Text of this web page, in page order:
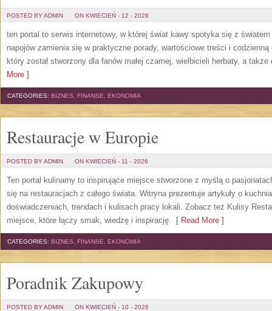
POSTED BY ADMIN ON KWIECIEŃ - 12 - 2026
ten portal to serwis internetowy, w której świat kawy spotyka się z
napojów zamienia się w praktyczne porady, wartościowe treści i
który został stworzony dla fanów małej czarnej, wielbicieli herbaty, a
More ]
CATEGORIES: BIZNES, FINANSE, EKONOMIA
Restauracje w Europie
POSTED BY ADMIN ON KWIECIEŃ - 11 - 2026
Ten portal kulinarny to inspirujące miejsce stworzone z myślą o
się na restauracjach z całego świata. Witryna prezentuje artykuły o
doświadczeniach, trendach i kulisach pracy lokali. Zobacz też Kulisy
miejsce, które łączy smak, wiedzę i inspirację. [ Read More ]
CATEGORIES: BIZNES, FINANSE, EKONOMIA
Poradnik Zakupowy
POSTED BY ADMIN ON KWIECIEŃ - 10 - 2026